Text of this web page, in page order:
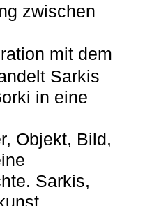
zwischen
mit dem
Sarkis
in eine
Objekt, Bild,
Sarkis,